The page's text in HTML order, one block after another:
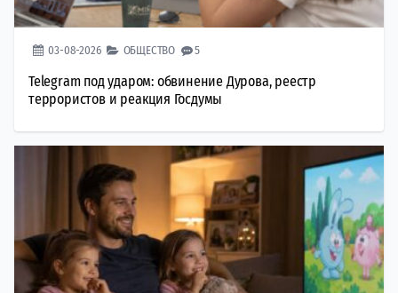
03-08-2026 ОБЩЕСТВО 5
Telegram под ударом: обвинение Дурова, реестр
террористов и реакция Госдумы